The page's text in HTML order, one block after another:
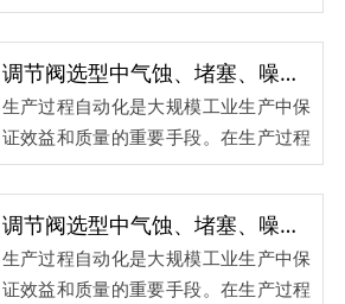
置...
施工的技术人员与工人熟悉和了解所承
担的工程项目的特点、设计意图、技术
要求、施及应注意的问题。根据安装工
程施工复杂性、连续性和多变性的固有
特点，各级安装施工企业必须严格贯
彻...
调节阀选型中气蚀、堵塞、噪音问题的解决办法
生产过程自动化是大规模工业生产中保
证效益和质量的重要手段。在生产过程
自动化中，用来控制流体流量的调节阀
已遍及石油、化工、电站、轻工、造
纸、医药、船舶、市政等行业的工业自
动化系统中。调节阀在稳定生产、***
化控制、维护及检修成本控制等方面都
调节阀选型中气蚀、堵塞、噪音问题的解决办法
生产过程自动化是大规模工业生产中保
证效益和质量的重要手段。在生产过程